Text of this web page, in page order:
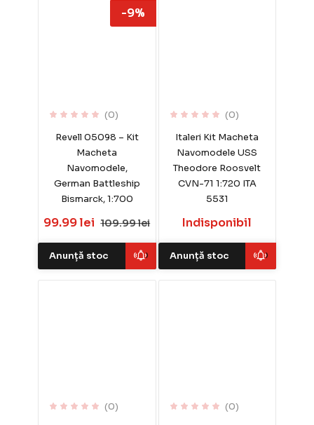
(0)
Revell 05098 – Kit
Macheta
Navomodele,
German Battleship
Bismarck, 1:700
99.99 lei 109.99 lei
-9%
Anunță stoc
(0)
Italeri Kit Macheta
Navomodele USS
Theodore Roosvelt
CVN-71 1:720 ITA
5531
Indisponibil
Anunță stoc
(0) (0)